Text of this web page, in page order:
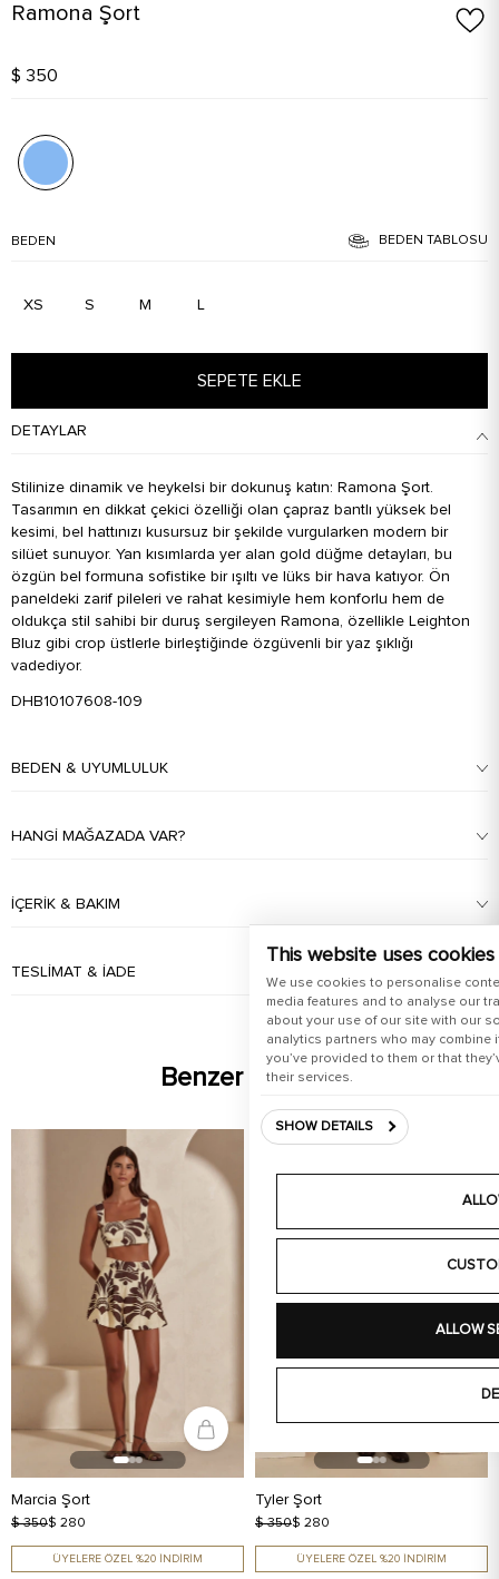
This website uses cookies
We use cookies to personalise
media features and to analyse our
about your use of our site with our
analytics partners who may
you’ve provided to them or that
their services.
SHOW DETAILS
ALLOW
Ramona Şort
$ 350
BEDEN BEDEN TABLOSU
XS S M L
SEPETE EKLE
DETAYLAR
Stilinize dinamik ve heykelsi bir dokunuş katın: Ramona Şort.
Tasarımın en dikkat çekici özelliği olan çapraz bantlı yüksek bel
kesimi, bel hattınızı kusursuz bir şekilde vurgularken modern bir
silüet sunuyor. Yan kısımlarda yer alan gold düğme detayları, bu
özgün bel formuna sofistike bir ışıltı ve lüks bir hava katıyor. Ön
paneldeki zarif pileleri ve rahat kesimiyle hem konforlu hem de
oldukça stil sahibi bir duruş sergileyen Ramona, özellikle Leighton
Bluz gibi crop üstlerle birleştiğinde özgüvenli bir yaz şıklığı
vadediyor.
DHB10107608-109
BEDEN & UYUMLULUK
HANGI MAĞAZADA VAR?
İÇERIK & BAKIM
TESLIMAT & İADE
Benzer Ürünler
Marcia Şort
$ 350$ 280
ÜYELERE ÖZEL %20 İNDİRİM
Tyler Şort
$ 350$ 280
ÜYELERE ÖZEL %20 İNDİRİM